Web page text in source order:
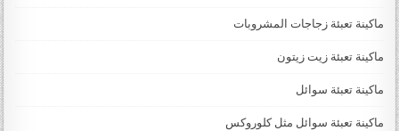
ماكينة تعبئة زجاجات المشروبات
ماكينة تعبئة زيت زيتون
ماكينة تعبئة سوائل
ماكينة تعبئة سوائل مثل كلوروكس